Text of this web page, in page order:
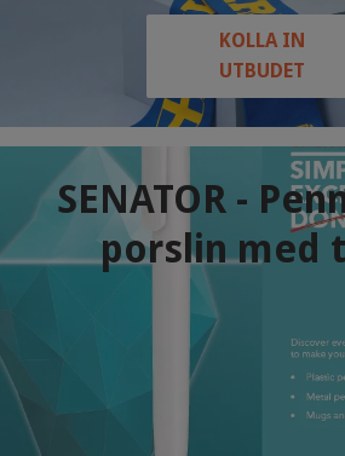
KOLLA IN
UTBUDET
SENATOR -
porslin med